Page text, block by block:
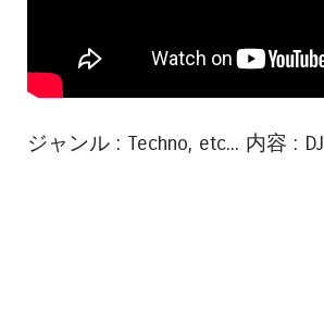
ジャンル : Techno, etc... 内容 : DJ